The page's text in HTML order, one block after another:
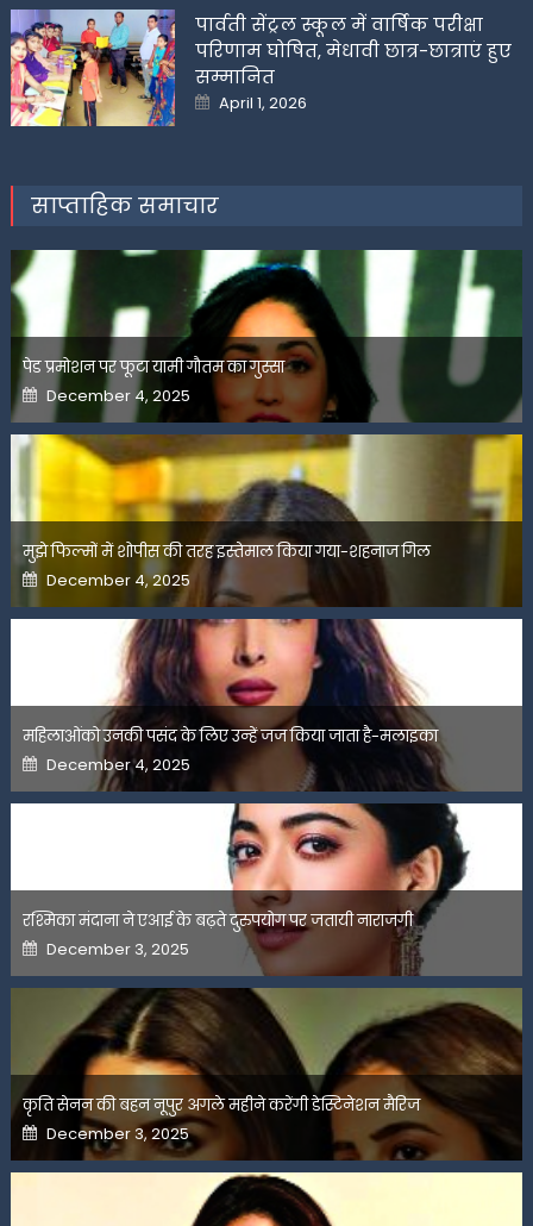
पार्वती सेंट्रल स्कूल में वार्षिक परीक्षा
परिणाम घोषित, मेधावी छात्र-छात्राएं हुए
सम्मानित
Posted
on
April 1, 2026
साप्ताहिक समाचार
पेड प्रमोशन पर फूटा यामी गौतम का गुस्सा
Posted
on
December 4, 2025
मुझे फिल्मों में शोपीस की तरह इस्तेमाल किया गया-शहनाज गिल
Posted
on
December 4, 2025
महिलाओंको उनकी पसंद के लिए उन्हें जज किया जाता है-मलाइका
Posted
on
December 4, 2025
रश्मिका मंदाना ने एआई के बढ़ते दुरुपयोग पर जतायी नाराजगी
Posted
on
December 3, 2025
कृति सेनन की बहन नूपुर अगले महीने करेंगी डेस्टिनेशन मैरिज
Posted
on
December 3, 2025